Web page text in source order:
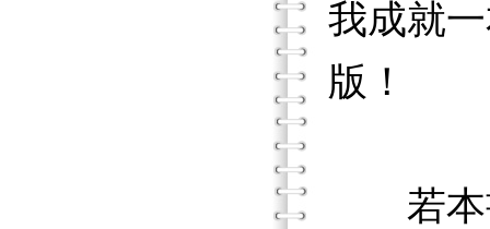
我成就
版！
若本書